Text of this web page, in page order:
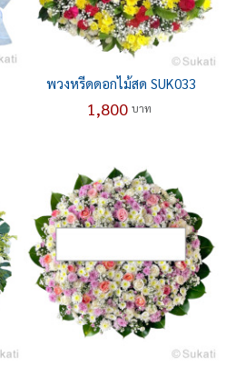
พวงหรีดดอกไม้สด SUK033
1,800 บาท